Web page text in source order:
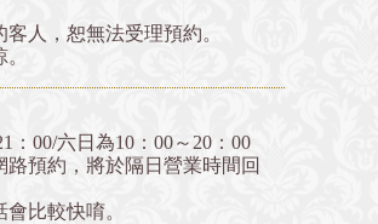
人，恕無法受理預約。
：00/六日為10：00～20：00
預約，將於隔日營業時間回
比較快唷。